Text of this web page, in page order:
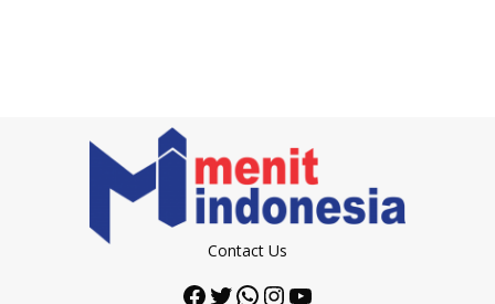
Contact Us
Facebook
Twitter
WhatsApp
Instagram
YouTube